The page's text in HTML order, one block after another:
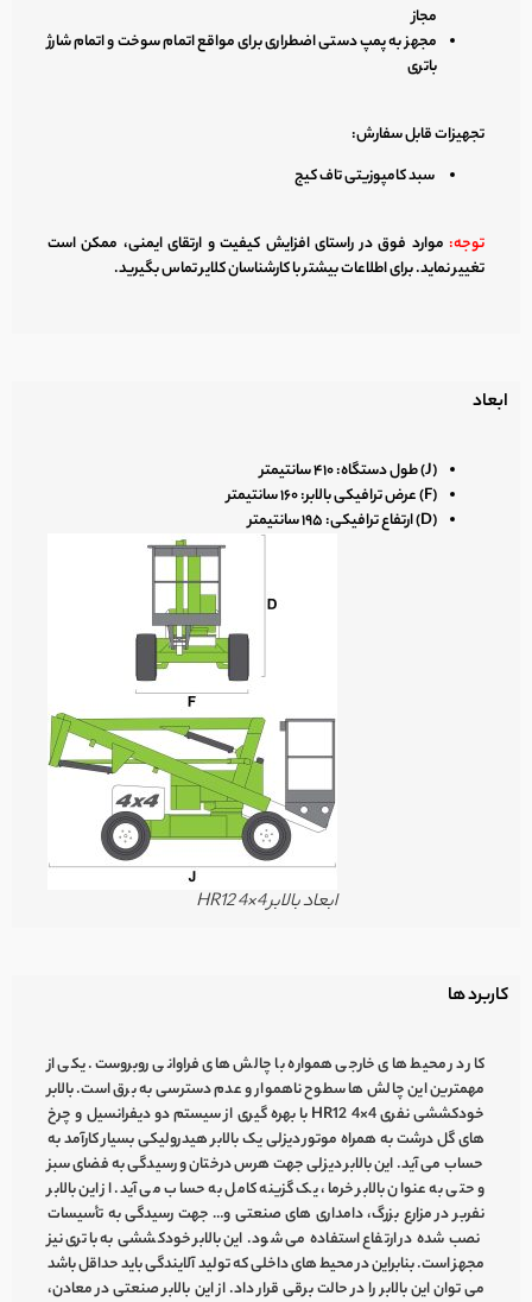
مجاز
مجهز به پمپ دستی اضطراری برای مواقع اتمام سوخت و اتمام شارژ
باتری
تجهیزات قابل سفارش:
سبد کامپوزیتی تاف کیج
توجه: موارد فوق در راستای افزایش کیفیت و ارتقای ایمنی، ممکن است
تغییر نماید. برای اطلاعات بیشتر با کارشناسان کلایر تماس بگیرید.
ابعاد
(J) طول دستگاه:
(F) عرض ترافیکی بالابر:
(D) ارتفاع ترافیکی:
ابعاد بالابر HR12 4×4
کاربرد ها
کار در محیط های خارجی همواره با چالش های فراوانی روبروست. یکی از
مهمترین این چالش ها سطوح ناهموار و عدم دسترسی به برق است. بالابر
خودکششی نفری HR12 4×4 با بهره گیری از سیستم دو دیفرانسیل و چرخ
های گل درشت به همراه موتور دیزلی یک بالابر هیدرولیکی بسیار کارآمد به
حساب می آید. این بالابر دیزلی جهت هرس درختان و رسیدگی به فضای سبز
و حتی به عنوان بالابر خرما، یک گزینه کامل به حساب می آید. از این بالابر
نفربر در مزارع بزرگ، دامداری های صنعتی و… جهت رسیدگی به تأسیسات
نصب شده در ارتفاع استفاده می شود. این بالابر خودکششی به باتری نیز
مجهز است. بنابراین در محیط های داخلی که تولید آلایندگی باید حداقل باشد
می توان این بالابر را در حالت برقی قرار داد. از این بالابر صنعتی در معادن،